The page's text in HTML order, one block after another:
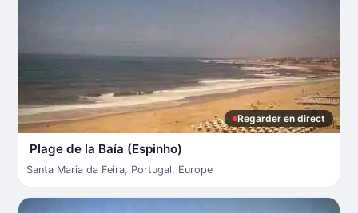
Regarder en direct
Plage de la Baía (Espinho)
Santa Maria da Feira, Portugal, Europe